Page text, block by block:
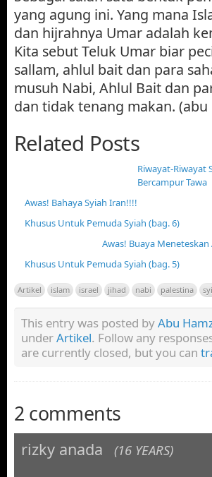
yang agung ini. Yang mana
dan hijrahnya Umar adalah
Kita sebut Teluk Umar biar
sallam, ahlul bait dan para
musuh Nabi, Ahlul Bait dan
dan tidak tenang makan. (abu
Related Posts
Riwayat-Riwayat
Bercampur Tawa
Awas! Bahaya Syiah Iran!!!!
Khusus Untuk Pemuda Syiah (bag. 6)
Awas! Buaya Meneteskan
Khusus Untuk Pemuda Syiah (bag. 5)
Artikel islam israel jihad nabi palestina
This entry was posted byAbu
underArtikel. Follow any
are currently closed, but you can
2 comments
rizky anada (16 YEARS)